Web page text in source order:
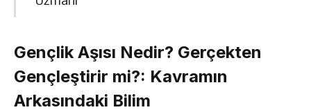
Gençlik Aşısı Nedir? Gerçekten
Gençleştirir mi?: Kavramın
Arkasındaki Bilim